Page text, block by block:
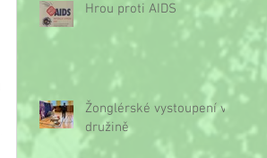
Hrou proti AIDS
Žonglérské vystoupení v
družině